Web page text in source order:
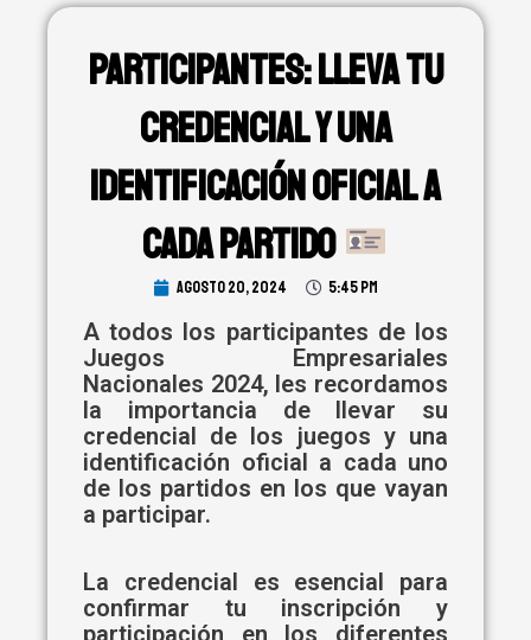
Participantes: Lleva tu
Credencial y una
Identificación Oficial a
Cada Partido
agosto 20, 2024 5:45 pm
A todos los participantes de los
Juegos Empresariales
Nacionales 2024, les recordamos
la importancia de llevar su
credencial de los juegos y una
identificación oficial a cada uno
de los partidos en los que vayan
a participar.
La credencial es esencial para
confirmar tu inscripción y